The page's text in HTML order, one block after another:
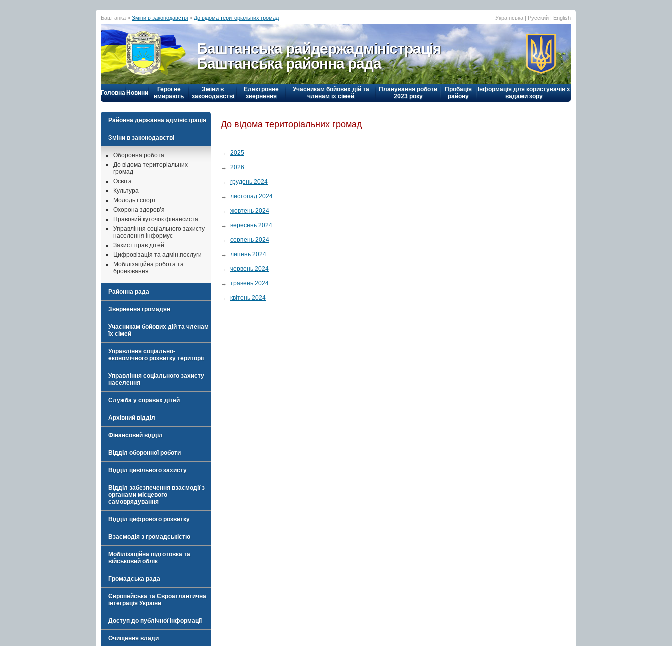
Баштанка » Зміни в законодавстві » До відома територіальних громад Українська | Русский | English
Баштанська райдержадміністрація
Баштанська районна рада
Головна Новини
Герої не
вмирають
Зміни в
законодавстві
Електронне
звернення
Учасникам бойових дій та
членам їх сімей
Планування роботи
2023 року
Пробація
району
Інформація для користувачів з
вадами зору
Районна державна адміністрація
Зміни в законодавстві
Оборонна робота
До відома територіальних
громад
Освіта
Культура
Молодь і спорт
Охорона здоров’я
Правовий куточок фінансиста
Управління соціального захисту
населення інформує
Захист прав дітей
Цифровізація та адмін.послуги
Мобілізаційна робота та
бронювання
Районна рада
Звернення громадян
Учасникам бойових дій та членам
їх сімей
Управління соціально-
економічного розвитку території
Управління соціального захисту
населення
Служба у справах дітей
Архівний відділ
Фінансовий відділ
Відділ оборонної роботи
Відділ цивільного захисту
Відділ забезпечення взаємодії з
органами місцевого
самоврядування
Відділ цифрового розвитку
Взаємодія з громадськістю
Мобілізаційна підготовка та
військовий облік
Громадська рада
Європейська та Євроатлантична
інтеграція України
Доступ до публічної інформації
Очищення влади
До відома територіальних громад
→ 2025
→ 2026
→ грудень 2024
→ листопад 2024
→ жовтень 2024
→ вересень 2024
→ серпень 2024
→ липень 2024
→ червень 2024
→ травень 2024
→ квітень 2024